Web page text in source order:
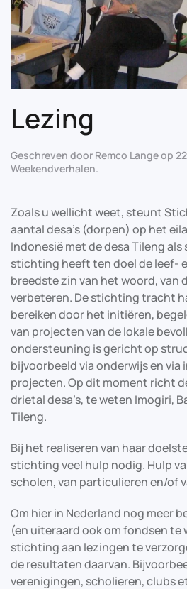
Lezing
Geschreven door Remco Langeop
Weekendverhalen.
Zoals u wellicht weet, steunt
aantal desa’s (dorpen) op het
Indonesië met de desa Tileng als
stichting heeft ten doel de leef-
breedste zin van het woord, van
verbeteren. De stichting tracht
bereiken door het initiëren,
van projecten van de lokale
ondersteuning is gericht op
bijvoorbeeld via onderwijs en via
projecten. Op dit moment richt
drietal desa’s, te weten Imogiri,
Tileng.
Bij het realiseren van haar
stichting veel hulp nodig. Hulp
scholen, van particulieren en/of
Om hier in Nederland nog meer
(en uiteraard ook om fondsen te
stichting aan lezingen te
de resultaten daarvan.
verenigingen, scholieren, clubs